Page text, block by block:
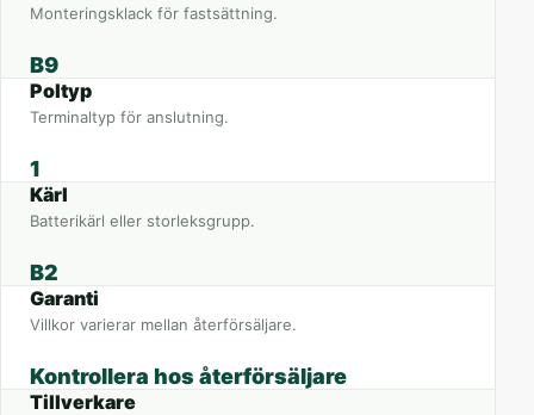
Monteringsklack för fastsättning.
B9
Poltyp
Terminaltyp för anslutning.
1
Kärl
Batterikärl eller storleksgrupp.
B2
Garanti
Villkor varierar mellan återförsäljare.
Kontrollera hos återförsäljare
Tillverkare